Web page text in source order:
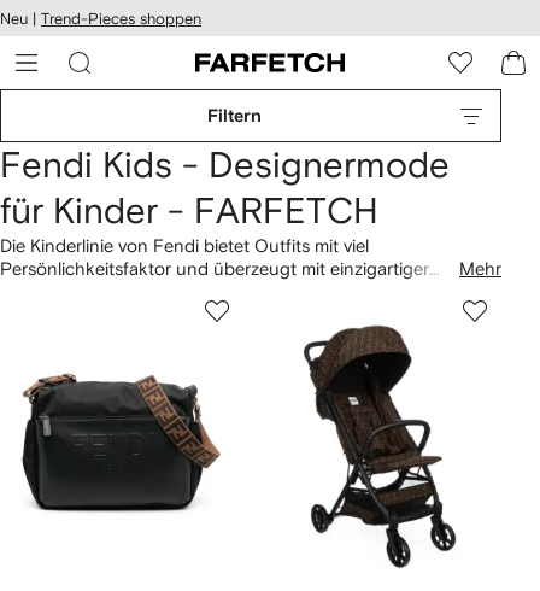
zum
Neu | Trend-Pieces shoppen
Filtern
Fendi Kids - Designermode
für Kinder - FARFETCH
Die Kinderlinie von Fendi bietet Outfits mit viel
Persönlichkeitsfaktor und überzeugt mit einzigartiger
ist ebenfalls überall zu finden: Egal ob auf
mit Logo-Print. Passend
dazu haben wir auch eine große Auswahl anLaufschuhen
von Baby bis Teenager.
Mehr